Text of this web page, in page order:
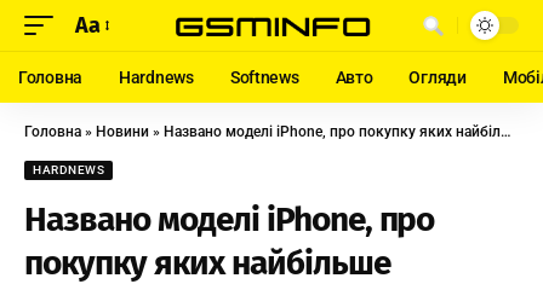
Aa
Головна Hardnews Softnews Авто Огляди
Головна » Новини » Названо моделі iPhone, про покупку яких найбільше шкодують власники
HARDNEWS
Названо моделі iPhone, про
покупку яких найбільше